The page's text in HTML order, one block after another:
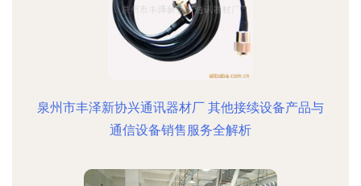
泉州市丰泽新协兴通讯器材厂 其他接续设备产品与
通信设备销售服务全解析